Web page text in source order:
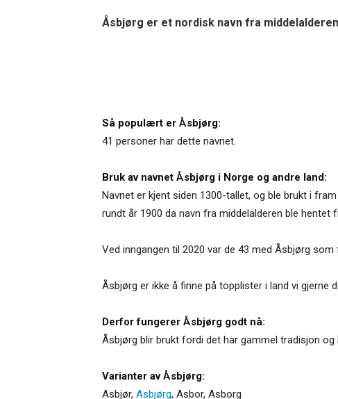
Åsbjørg er et nordisk navn fra
Så populært er Åsbjørg:
41 personer har dette navnet.
Bruk av navnet Åsbjørg i Norge og andre land:
Navnet er kjent siden 1300-tallet, og ble brukt i
rundt år 1900 da navn fra middelalderen ble hentet
Ved inngangen til 2020 var de 43 med Åsbjørg
Åsbjørg er ikke å finne på topplister i land vi gjerne
Derfor fungerer Åsbjørg godt nå:
Åsbjørg blir brukt fordi det har gammel tradisjon og
Varianter av Åsbjørg:
Asbjør, Asbjørg, Asbor, Asborg